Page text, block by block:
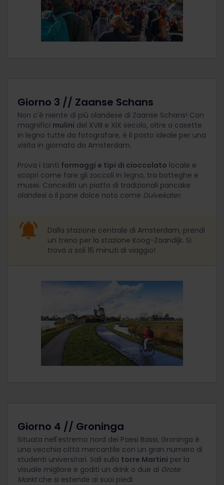
Giorno 3 // Zaanse Schans
Non c'è niente di più olandese di Zaanse Schans! Con
magnifici mulini del XVIII e XIX secolo, oltre a casette
in legno tutte da fotografare, è il posto ideale per una
visita in giornata da Amsterdam.
Prova i tanti formaggi e tipi di cioccolato locale e
scopri come fare gli zoccoli in legno, tra botteghe e
musei. Concediti un piatto di tradizionali pancake
olandesi o il pane dolce noto come Duivekater.
Dalla stazione centrale di Amsterdam, prendi
un treno per la stazione Koog-Zaandijk. Si
trova a soli 16 minuti di viaggio!
Giorno 4 // Groninga
Situata nell'estremo nord dei Paesi Bassi, Groninga è
una vecchia città mercantile con un gran numero di
studenti universitari. Sali sulla torre Martini per la
visuale migliore e goditi un drink o due al Grote
Marktche si estende ai suoi piedi.